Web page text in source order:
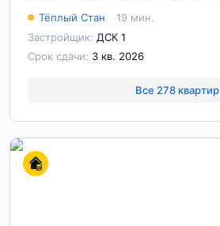
Тёплый Стан
19 мин.
Застройщик: ДСК 1
Срок сдачи: 3 кв. 2026
Все 278 квартир